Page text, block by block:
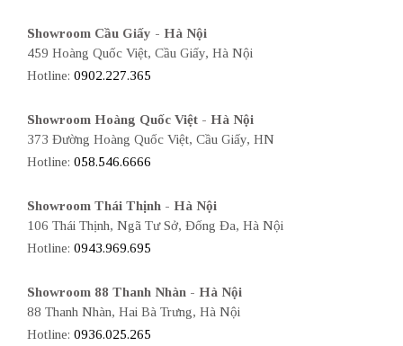
Showroom Cầu Giấy - Hà Nội
459 Hoàng Quốc Việt, Cầu Giấy, Hà Nội
Hotline: 0902.227.365
Showroom Hoàng Quốc Việt - Hà Nội
373 Đường Hoàng Quốc Việt, Cầu Giấy, HN
Hotline: 058.546.6666
Showroom Thái Thịnh - Hà Nội
106 Thái Thịnh, Ngã Tư Sở, Đống Đa, Hà Nội
Hotline: 0943.969.695
Showroom 88 Thanh Nhàn - Hà Nội
88 Thanh Nhàn, Hai Bà Trưng, Hà Nội
Hotline: 0936.025.265